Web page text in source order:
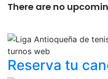
There are no
Reserva tu